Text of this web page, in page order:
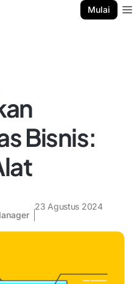
Mulai
Bisnis:
23 Agustus 2024